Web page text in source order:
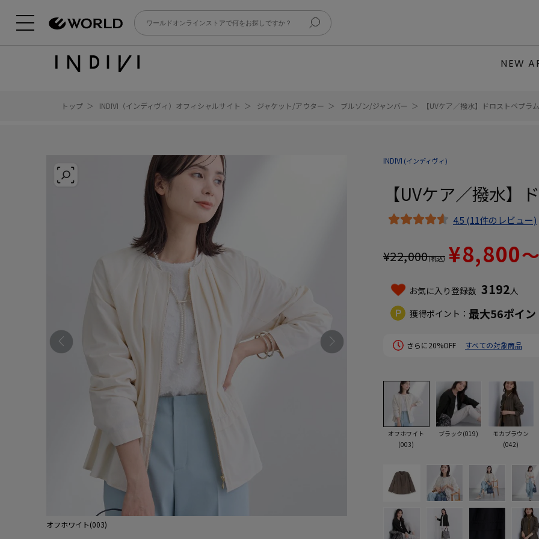
NEW
トップ INDIVI（インディヴィ）オフィシャルサイト ジャケット/アウター ブルゾン/ジャンバー 【UVケア／撥水】ドロストペプラ
オフホワイト(003)
INDIVI (インディヴィ)
【UVケア／撥水】
4.5 (11件のレビュー)
¥22,000(税込) ¥8,800
お気に入り登録数 3192人
獲得ポイント： 最大56ポイン
さらに20%OFF すべての対象商品
オフホワイト
(003)
ブラック(019)
モカブラウン
(042)